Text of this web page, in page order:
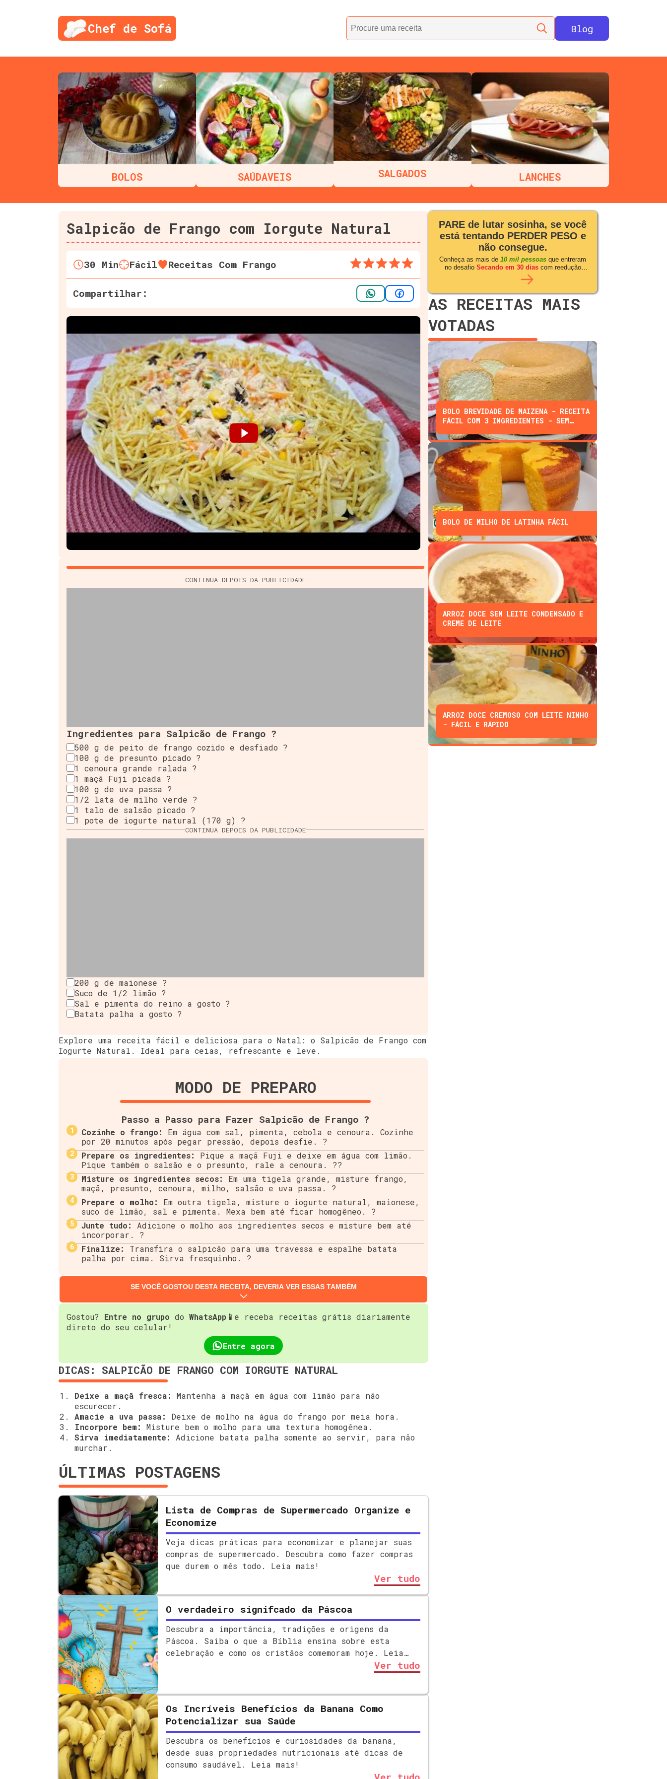
Chef de Sofá Blog
BOLOS SAÚDAVEIS SALGADOS LANCHES
Salpicão de Frango com Iorgute Natural
30 Min Fácil Receitas Com Frango
Compartilhar:
CONTINUA DEPOIS DA PUBLICIDADE
Ingredientes para Salpicão de Frango ?
500 g de peito de frango cozido e desfiado ?
100 g de presunto picado ?
1 cenoura grande ralada ?
1 maçã Fuji picada ?
100 g de uva passa ?
1/2 lata de milho verde ?
1 talo de salsão picado ?
1 pote de iogurte natural (170 g) ?
CONTINUA DEPOIS DA PUBLICIDADE
200 g de maionese ?
Suco de 1/2 limão ?
Sal e pimenta do reino a gosto ?
Batata palha a gosto ?
Explore uma receita fácil e deliciosa para o Natal: o Salpicão de Frango com
Iogurte Natural. Ideal para ceias, refrescante e leve.
MODO DE PREPARO
Passo a Passo para Fazer Salpicão de Frango ?
Cozinhe o frango:
Em água com sal, pimenta, cebola e cenoura. Cozinhe
por 20 minutos após pegar pressão, depois desfie. ?
Prepare os ingredientes:
Pique a maçã Fuji e deixe em água com limão.
Pique também o salsão e o presunto, rale a cenoura. ??
Misture os ingredientes secos:
Em uma tigela grande, misture frango,
maçã, presunto, cenoura, milho, salsão e uva passa. ?
Prepare o molho:
Em outra tigela, misture o iogurte natural, maionese,
suco de limão, sal e pimenta. Mexa bem até ficar homogêneo. ?
Junte tudo:
Adicione o molho aos ingredientes secos e misture bem até
incorporar. ?
Finalize:
Transfira o salpicão para uma travessa e espalhe batata
palha por cima. Sirva fresquinho. ?
SE VOCÊ GOSTOU DESTA RECEITA, DEVERIA VER ESSAS TAMBÉM
Gostou? Entre no grupo do WhatsApp📱 e receba receitas grátis diariamente
direto do seu celular!
Entre agora
DICAS: SALPICÃO DE FRANGO COM IORGUTE NATURAL
Deixe a maçã fresca:
Mantenha a maçã em água com limão para não
escurecer.
Amacie a uva passa:
Deixe de molho na água do frango por meia hora.
Incorpore bem:
Misture bem o molho para uma textura homogênea.
Sirva imediatamente:
Adicione batata palha somente ao servir, para não
murchar.
ÚLTIMAS POSTAGENS
Lista de Compras de Supermercado Organize e
Economize
Veja dicas práticas para economizar e planejar suas
compras de supermercado. Descubra como fazer compras
que durem o mês todo. Leia mais!
Ver tudo
O verdadeiro signifcado da Páscoa
Descubra a importância, tradições e origens da
Páscoa. Saiba o que a Bíblia ensina sobre esta
celebração e como os cristãos comemoram hoje. Leia
Ver tudo
Os Incríveis Benefícios da Banana Como
Potencializar sua Saúde
Descubra os benefícios e curiosidades da banana,
desde suas propriedades nutricionais até dicas de
consumo saudável. Leia mais!
PARE de lutar sosinha, se você
está tentando PERDER PESO e
não consegue.
Conheça as mais de 10 mil pessoas que entreram
no desafio Secando em 30 diascom reedução
AS RECEITAS MAIS
VOTADAS
BOLO BREVIDADE DE MAIZENA - RECEITA
FÁCIL COM 3 INGREDIENTES - SEM
BOLO DE MILHO DE LATINHA FÁCIL
ARROZ DOCE SEM LEITE CONDENSADO E
CREME DE LEITE
ARROZ DOCE CREMOSO COM LEITE NINHO
- FÁCIL E RÁPIDO